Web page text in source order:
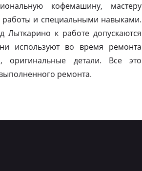
кофемашину, мастеру
и специальными навыками.
к работе допускаются
используют во время ремонта
оригинальные детали. Все это
ремонта.